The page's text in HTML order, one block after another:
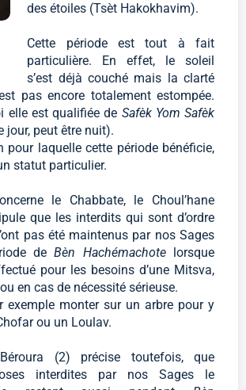
des étoiles (Tsèt Hakokhavim).
Cette période est tout à fait
particulière. En effet, le soleil
s’est déjà couché mais la clarté
pas encore totalement estompée.
elle est qualifiée de Safèk Yom Safèk
jour, peut être nuit).
pour laquelle cette période bénéficie,
statut particulier.
le Chabbate, le Choul’hane
que les interdits qui sont d’ordre
pas été maintenus par nos Sages
deBèn Hachémachotelorsque
pour les besoins d’une Mitsva,
en cas de nécessité sérieuse.
exemple monter sur un arbre pour y
ou un Loulav.
(2) précise toutefois, que
interdites par nos Sages le